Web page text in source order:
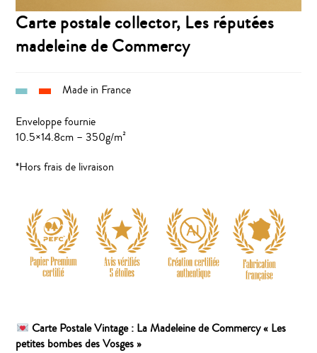
Carte postale collector, Les réputées
madeleine de Commercy
Made in France
Enveloppe fournie
10.5×14.8cm – 350g/m²
*Hors frais de livraison
Carte Postale Vintage : La Madeleine de Commercy « Les
petites bombes des Vosges »